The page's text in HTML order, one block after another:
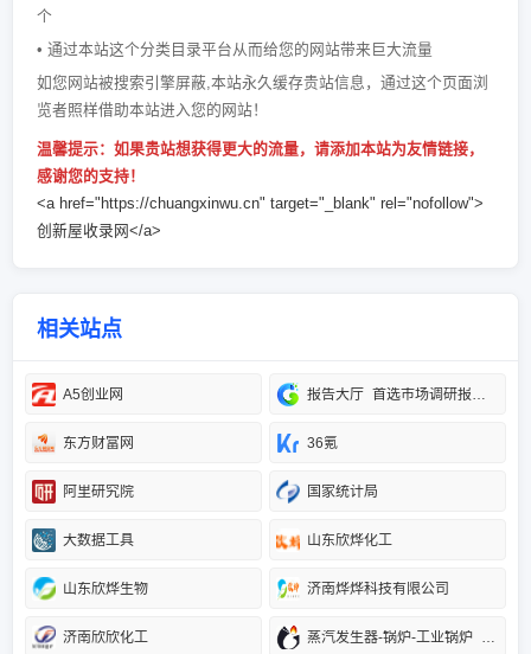
个
• 通过本站这个分类目录平台从而给您的网站带来巨大流量
如您网站被搜索引擎屏蔽,本站永久缓存贵站信息，通过这个页面浏
览者照样借助本站进入您的网站！
温馨提示：如果贵站想获得更大的流量，请添加本站为友情链接，
感谢您的支持！
<a href="https://chuangxinwu.cn" target="_blank" rel="nofollow">
创新屋收录网</a>
相关站点
A5创业网
东方财富网 36氪
阿里研究院 国家统计局
大数据工具 山东欣烨化工
山东欣烨生物 济南烨烨科技有限公司
济南欣欣化工